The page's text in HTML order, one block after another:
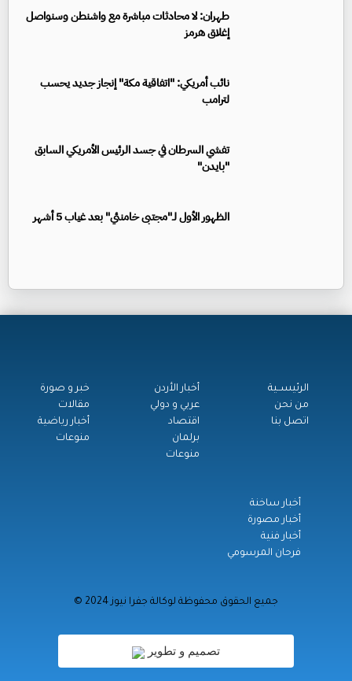
طهران: لا محادثات مباشرة مع واشنطن وسنواصل
إغلاق هرمز
نائب أمريكي: "اتفاقية مكة" إنجاز جديد يحسب
لترامب
تفشي السرطان في جسد الرئيس الأمريكي السابق
"بايدن"
الظهور الأول لـ"مجتبى خامنئي" بعد غياب 5 أشهر
الرئيســية
من نحن
اتصل بنا
أخبار الأردن
عربي و دولي
اقتصاد
برلمان
منوعات
خبر و صورة
مقالات
أخبار رياضية
منوعات
أخبار ساخنة
أخبار مصورة
أخبار فنية
فرحان المرسومي
© جميع الحقوق محفوظة لوكالة جفرا نيوز 2024
تصميم و تطوير